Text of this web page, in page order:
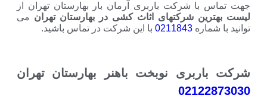
با شرکت باربری آرمان بار بهارستان تهران از
شرکتهای اثاث کشی در بهارستان تهران می
شماره0211843با این شرکت در تماس باشید.
نوبخت باهنر بهارستان تهران